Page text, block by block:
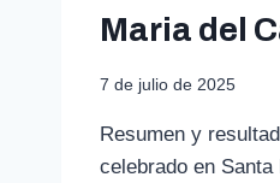
Maria del
7 de julio de 2025
Resumen y
celebrado en